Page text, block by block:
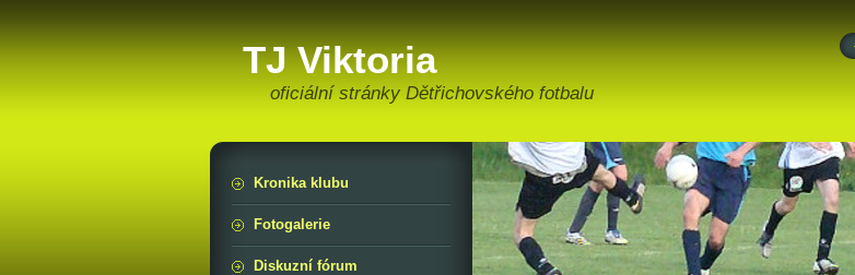
TJ Viktoria
oficiální stránky Dětřichovského fotbalu
Kronika klubu
Fotogalerie
Diskuzní fórum